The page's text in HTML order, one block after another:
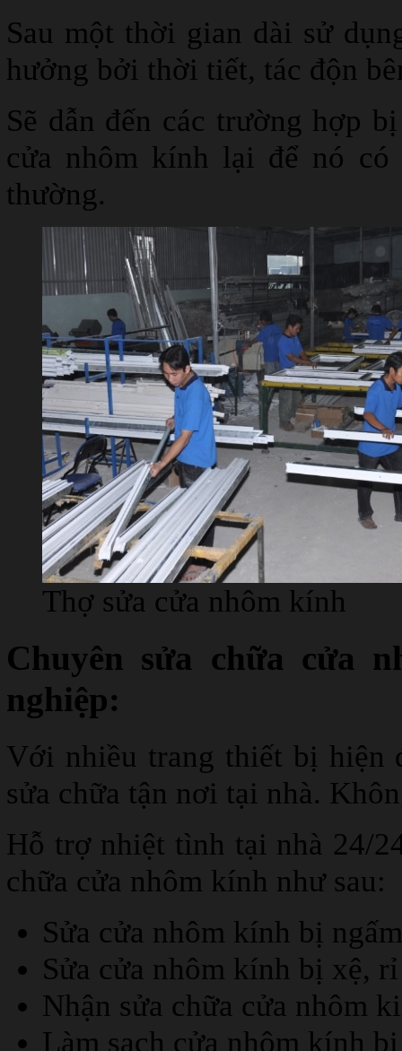
Sau một thời gian dài sử
hưởng bởi thời tiết, tác độn
Sẽ dẫn đến các trường hợp
cửa nhôm kính lại để nó
thường.
Thợ sửa cửa nhôm kính
Chuyên sửa chữa cửa
nghiệp:
Với nhiều trang thiết bị hiện
sửa chữa tận nơi tại nhà.
Hỗ trợ nhiệt tình tại nhà 24/
chữa cửa nhôm kính như sau:
Sửa cửa nhôm kính bị
Sửa cửa nhôm kính bị xệ,
Nhận sửa chữa cửa nhôm
Làm sạch cửa nhôm kính